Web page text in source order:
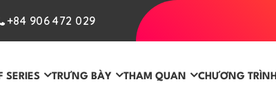
+84 906 472 029
SERIES TRƯNG BÀY THAM QUAN CHƯƠNG TRÌNH